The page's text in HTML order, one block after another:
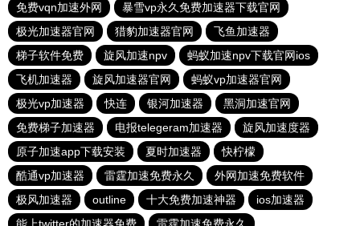
免费vqn加速外网
暴雪vp永久免费加速器下载官网
极光加速器官网
猎豹加速器官网
飞鱼加速器
梯子软件免费
旋风加速npv
蚂蚁加速npv下载官网ios
飞机加速器
旋风加速器官网
蚂蚁vp加速器官网
极光vp加速器
快连 银河加速器
黑洞加速官网
免费梯子加速器
电报telegeram加速器
旋风加速度器
原子加速app下载安装
夏时加速器
快柠檬
酷通vp加速器
雷霆加速免费永久
外网加速免费软件
极风加速器
outline 十大免费加速神器
ios加速器